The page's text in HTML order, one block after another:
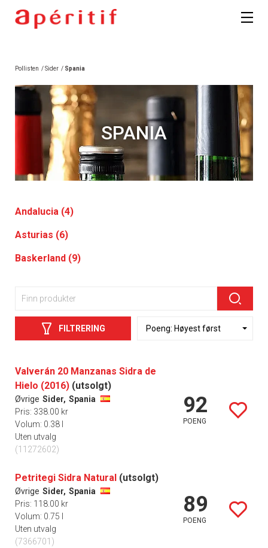
Pollisten /Sider / Spania
SPANIA
Andalucia (4)
Asturias (6)
Baskerland (9)
FILTRERING
Valverán 20 Manzanas Sidra de
Hielo (2016) (utsolgt)
Øvrige Sider, Spania
Pris: 338.00 kr
Volum: 0.38 l
Uten utvalg
(11272602)
92
POENG
Petritegi Sidra Natural (utsolgt)
Øvrige Sider, Spania
Pris: 118.00 kr
Volum: 0.75 l
Uten utvalg
(7366701)
89
POENG